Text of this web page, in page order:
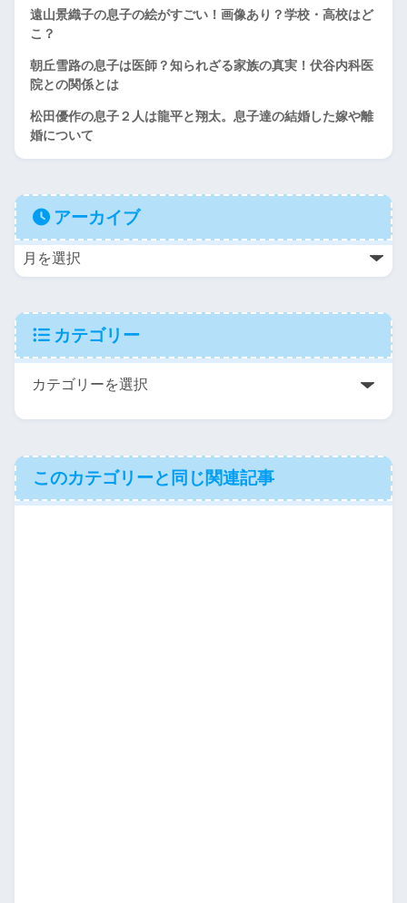
遠山景織子の息子の絵がすごい！画像あり？学校・高校はど
こ？
朝丘雪路の息子は医師？知られざる家族の真実！伏谷内科医
院との関係とは
松田優作の息子２人は龍平と翔太。息子達の結婚した嫁や離
婚について
アーカイブ
カテゴリー
このカテゴリーと同じ関連記事